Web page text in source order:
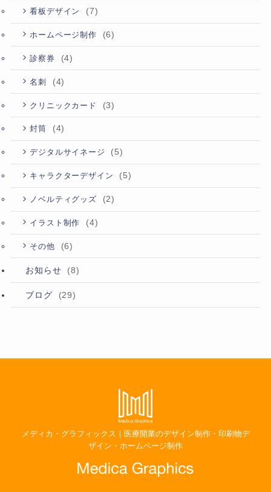
看板デザイン (7)
ホームページ制作 (6)
診察券 (4)
名刺 (4)
クリニックカード (3)
封筒 (4)
デジタルサイネージ (5)
キャラクターデザイン (5)
ノベルティグッズ (2)
イラスト制作 (4)
その他 (6)
お知らせ (8)
ブログ (29)
メディカ・グラフィックス｜医療開業のデザイン制作・印刷物デ
ザイン・ホームページ制作